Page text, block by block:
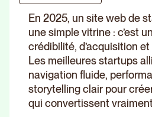
En 2025, un site web de
une simple vitrine : c’est
crédibilité, d’acquisition
Les meilleures startups
navigation fluide,
storytelling clair pour
qui convertissent